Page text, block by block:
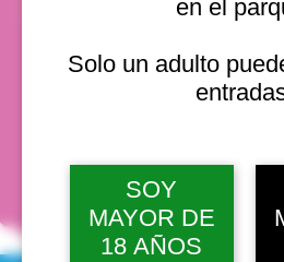
en el
Solo un adulto
SOY
MAYOR DE
18 AÑOS
mié, 12 ago, 12:00
Ver